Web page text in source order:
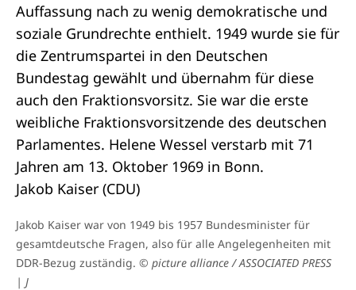
Auffassung nach zu wenig demokratische und
soziale Grundrechte enthielt. 1949 wurde sie für
die Zentrumspartei in den Deutschen
Bundestag gewählt und übernahm für diese
auch den Fraktionsvorsitz. Sie war die erste
weibliche Fraktionsvorsitzende des deutschen
Parlamentes. Helene Wessel verstarb mit 71
Jahren am 13. Oktober 1969 in Bonn.
Jakob Kaiser (CDU)
Jakob Kaiser war von 1949 bis 1957 Bundesminister für
gesamtdeutsche Fragen, also für alle Angelegenheiten mit
DDR-Bezug zuständig. © picture alliance / ASSOCIATED PRESS
| J